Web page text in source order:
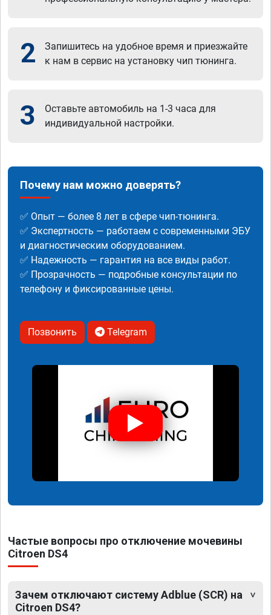
2
Запишитесь на удобное время и приезжайте
к нам в сервис на установку чип тюнинга.
3
Оставьте автомобиль на 1-3 часа для
индивидуальной настройки.
Почему нам можно доверять?
✅ Опыт — более 8 лет в сфере чип-тюнинга.
✅ Экспертность — работаем с современными ЭБУ
и диагностическим оборудованием.
✅ Надежность — гарантия на все виды работ.
✅ Прозрачность — подробные консультации по
телефону и фиксированные цены.
Позвонить Telegram
Частые вопросы про отключение мочевины
Citroen DS4
Зачем отключают систему Adblue (SCR) на
Citroen DS4?